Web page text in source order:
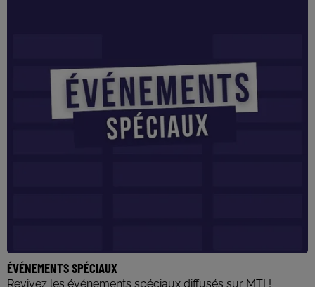
ÉVÉNEMENTS SPÉCIAUX
Revivez les événements spéciaux diffusés sur MTI !